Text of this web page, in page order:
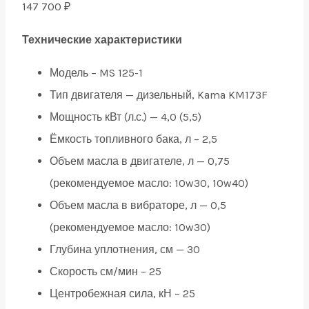
147 700 ₽
Технические характеристики
Модель – MS 125-1
Тип двигателя — дизельный, Kama KM173F
Мощность кВт (л.с.) — 4,0 (5,5)
Ёмкость топливного бака, л – 2,5
Объем масла в двигателе, л — 0,75
(рекомендуемое масло: 10w30, 10w40)
Объем масла в вибраторе, л — 0,5
(рекомендуемое масло: 10w30)
Глубина уплотнения, см — 30
Скорость см/мин – 25
Центробежная сила, кН – 25